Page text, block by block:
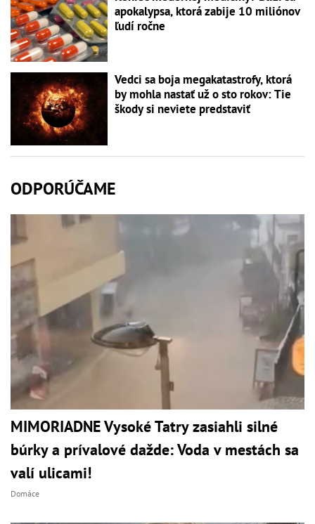
apokalypsa, ktorá zabije 10 miliónov
ľudí ročne
Vedci sa boja megakatastrofy, ktorá
by mohla nastať už o sto rokov: Tie
škody si neviete predstaviť
ODPORÚČAME
MIMORIADNE Vysoké Tatry zasiahli silné
búrky a prívalové dažde: Voda v mestách sa
valí ulicami!
Domáce